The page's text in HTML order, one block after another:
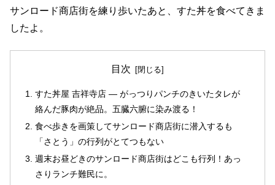
サンロード商店街を練り歩いたあと、すた丼を食べてきま
したよ。
目次
すた丼屋 吉祥寺店 ― がっつりパンチのきいたタレが
絡んだ豚肉が絶品。五臓六腑に染み渡る！
食べ歩きを画策してサンロード商店街に潜入するも
「さとう」の行列がとてつもない
週末お昼どきのサンロード商店街はどこも行列！あっ
さりランチ難民に。